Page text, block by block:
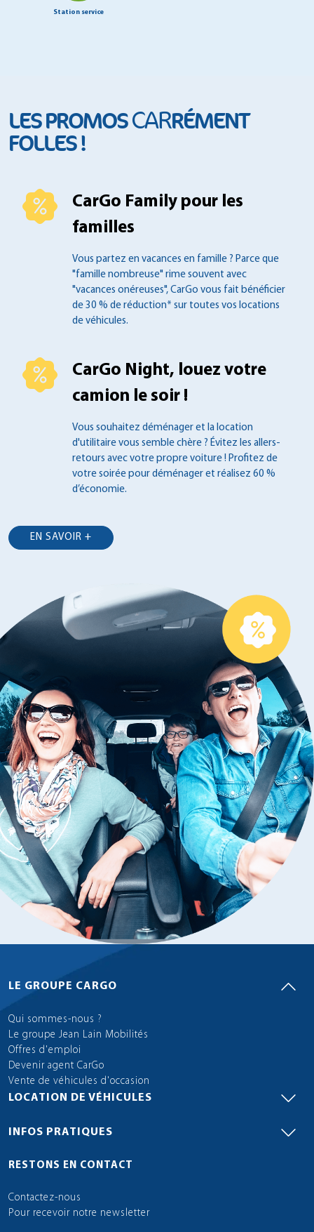
Station service
LES PROMOSCARRÉMENT
FOLLES !
CarGo Family pour les
familles
Vous partez en vacances en famille ? Parce que
"famille nombreuse" rime souvent avec
"vacances onéreuses", CarGo vous fait bénéficier
de 30 % de réduction* sur toutes vos locations
de véhicules.
CarGo Night, louez votre
camion le soir !
Vous souhaitez déménager et la location
d'utilitaire vous semble chère ? Évitez les allers-
retours avec votre propre voiture ! Profitez de
votre soirée pour déménager et réalisez 60 %
d’économie.
EN SAVOIR +
LE GROUPE CARGO
Qui sommes-nous ?
Le groupe Jean Lain Mobilités
Offres d'emploi
Devenir agent CarGo
Vente de véhicules d'occasion
LOCATION DE VÉHICULES
INFOS PRATIQUES
RESTONS EN CONTACT
Contactez-nous
Pour recevoir notre newsletter